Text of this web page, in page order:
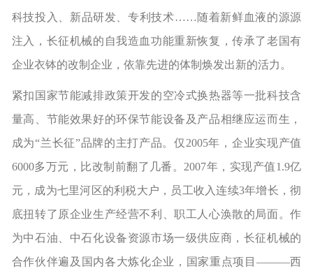
科技投入、新品研发、专利技术……随着新鲜血液的源源
注入，长征机械的自我造血功能重新恢复，传承了老国有
企业衣钵的改制企业，依靠先进的体制焕发出新的活力。
紧扣国家节能减排政策开发的空冷式换热器等一批科技含
量高、节能效果好的环保节能设备及产品相继应运而生，
成为“兰长征”品牌的主打产品。仅2005年，企业实现产值
6000多万元，比改制前翻了几番。2007年，实现产值1.9亿
元，成为七里河区的利税大户，员工收入连续3年增长，彻
底扭转了原企业生产经营不利、职工人心涣散的局面。作
为中石油、中石化设备资源市场一级供应商，长征机械的
合作伙伴遍及国内各大炼化企业，国家重点项目———西